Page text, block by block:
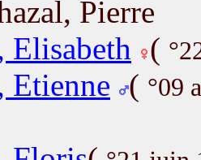
Pierre
Elisabeth
(
Etienne ( °09